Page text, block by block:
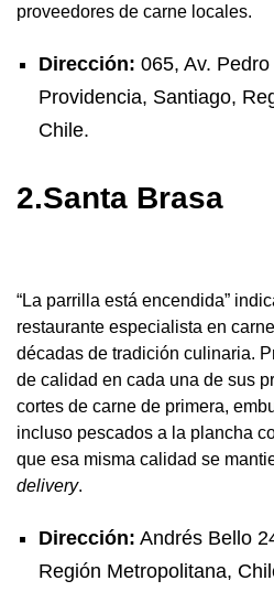
proveedores de carne locales.
Dirección: 065, Av.
Providencia, Santiago,
Chile.
2.Santa Brasa
“La parrilla está encendida”
restaurante especialista en
décadas de tradición culinaria.
de calidad en cada una de sus
cortes de carne de primera,
incluso pescados a la plancha
que esa misma calidad se
delivery.
Dirección: Andrés Bello
Región Metropolitana,